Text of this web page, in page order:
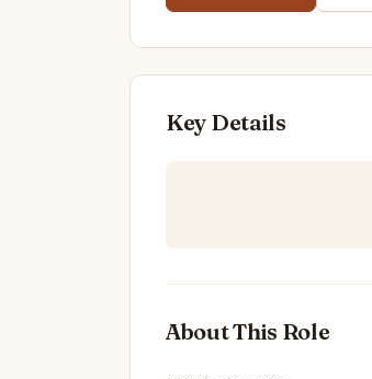
Key Details
About This Role